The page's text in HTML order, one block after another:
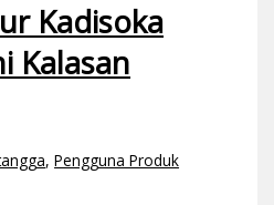
Kadisoka
Kalasan
,Pengguna Produk